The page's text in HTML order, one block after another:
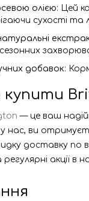
олією: Цей
сухості та
добавок:
— це ваш
нас, ви
доставку по
регулярні акції